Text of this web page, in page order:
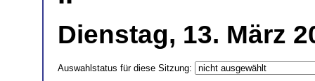
Dienstag, 13. März
Auswahlstatus für diese Sitzung: